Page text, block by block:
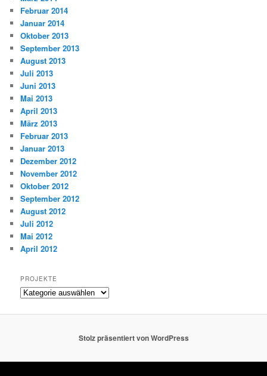
Februar 2014
Januar 2014
Oktober 2013
September 2013
August 2013
Juli 2013
Juni 2013
Mai 2013
April 2013
März 2013
Februar 2013
Januar 2013
Dezember 2012
November 2012
Oktober 2012
September 2012
August 2012
Juli 2012
Mai 2012
April 2012
PROJEKTE
Projekte
Stolz präsentiert von WordPress